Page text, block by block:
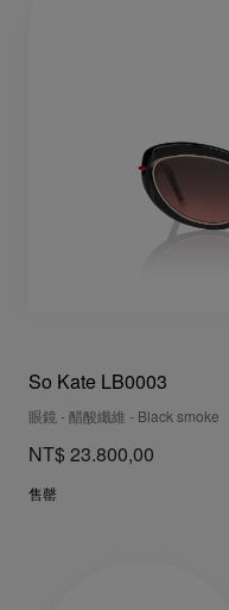
So Kate LB0003
眼鏡 - 醋酸纖維 - Black smoke
NT$ 23.800,00
售罄